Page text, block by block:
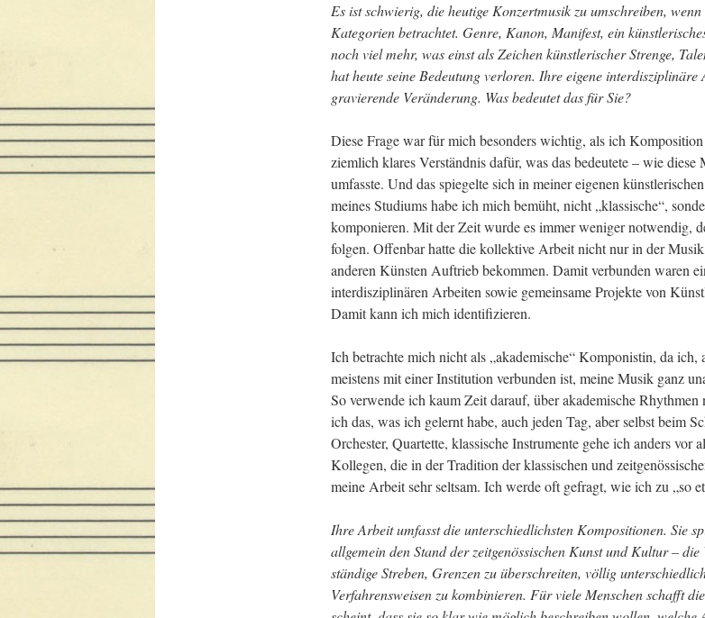
Es ist schwierig, die heutige Konzertmusik zu umschreiben,
Kategorien betrachtet. Genre, Kanon, Manifest, ein k
noch viel mehr, was einst als Zeichen künstlerischer Strenge,
hat heute seine Bedeutung verloren. Ihre eigene
gravierende Veränderung. Was bedeutet das für Sie?
Diese Frage war für mich besonders wichtig, als ich
ziemlich klares Verständnis dafür, was das bedeutete – wie
umfasste. Und das spiegelte sich in meiner eigenen
meines Studiums habe ich mich bemüht, nicht „klassische“,
komponieren. Mit der Zeit wurde es immer weniger notwendig,
folgen. Offenbar hatte die kollektive Arbeit nicht nur in der
anderen Künsten Auftrieb bekommen. Damit verbunden waren
interdisziplinären Arbeiten sowie gemeinsame Projekte von
Damit kann ich mich identifizieren.
Ich betrachte mich nicht als „akademische“ Komponistin, da
meistens mit einer Institution verbunden ist, meine Musik ganz
So verwende ich kaum Zeit darauf, über akademische
ich das, was ich gelernt habe, auch jeden Tag, aber selbst beim
Orchester, Quartette, klassische Instrumente gehe ich anders vor
Kollegen, die in der Tradi­tion der klassischen und
meine Arbeit sehr seltsam. Ich werde oft gefragt, wie ich zu „so
Ihre Arbeit umfasst die unterschiedlichsten Kompositionen. Sie
allgemein den Stand der zeitgenössischen Kunst und Kultur –
ständige Streben, Grenzen zu überschreiten, völlig
Verfahrensweisen zu kombinieren. Für viele Menschen schafft